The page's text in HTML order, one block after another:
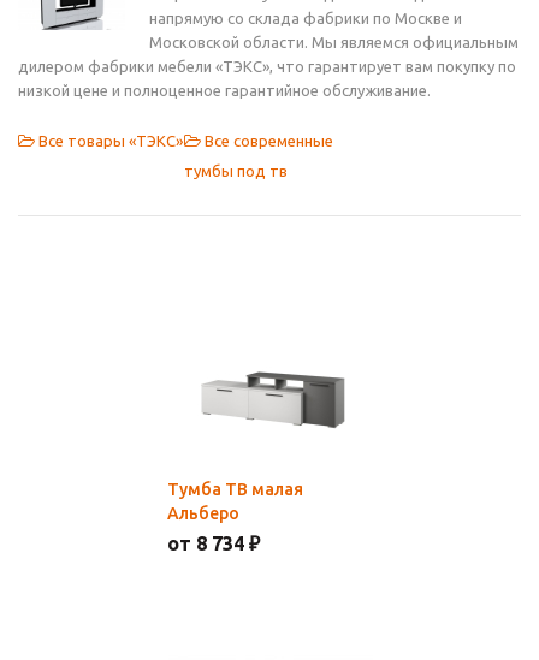
напрямую со склада фабрики по Москве и
Московской области. Мы являемся официальным
дилером фабрики мебели «ТЭКС», что гарантирует вам покупку по
низкой цене и полноценное гарантийное обслуживание.
Все товары «ТЭКС»
Все современные
тумбы под тв
Тумба ТВ малая
Альберо
от 8 734 ₽